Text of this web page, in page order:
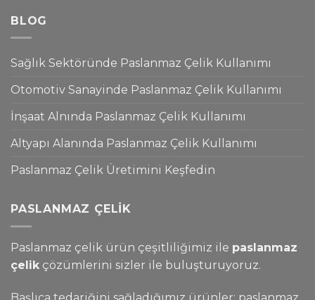
BLOG
Sağlık Sektöründe Paslanmaz Çelik Kullanımı
Otomotiv Sanayinde Paslanmaz Çelik Kullanımı
İnşaat Alnında Paslanmaz Çelik Kullanımı
Altyapı Alanında Paslanmaz Çelik Kullanımı
Paslanmaz Çelik Üretimini Keşfedin
PASLANMAZ ÇELIK
Paslanmaz çelik ürün çeşitliliğimiz ile paslanmaz
çelik çözümlerini sizler ile buluşturuyoruz.